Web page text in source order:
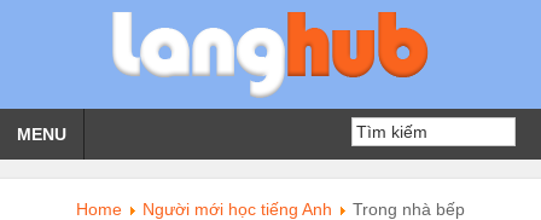
MENU
Home Người mới học tiếng Anh Trong nhà bếp